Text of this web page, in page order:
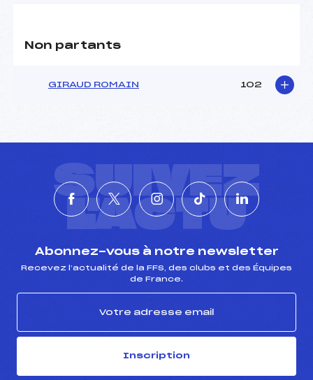
Non partants
GIRAUD ROMAIN 102
SUIVEZ
L'ACTU
Abonnez-vous à notre newsletter
Recevez l’actualité de la FFS, des clubs et des Équipes
de France.
Inscription